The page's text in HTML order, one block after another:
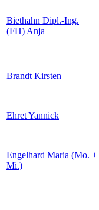
Biethahn Dipl.-Ing.
(FH) Anja
Brandt Kirsten
Ehret Yannick
Engelhard Maria (Mo. +
Mi.)